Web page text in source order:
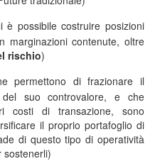
è possibile costruire posizioni
marginazioni contenute, oltre
rischio)
permettono di frazionare il
del suo controvalore, e che
costi di transazione, sono
il proprio portafoglio di
di questo tipo di operatività
sostenerli)